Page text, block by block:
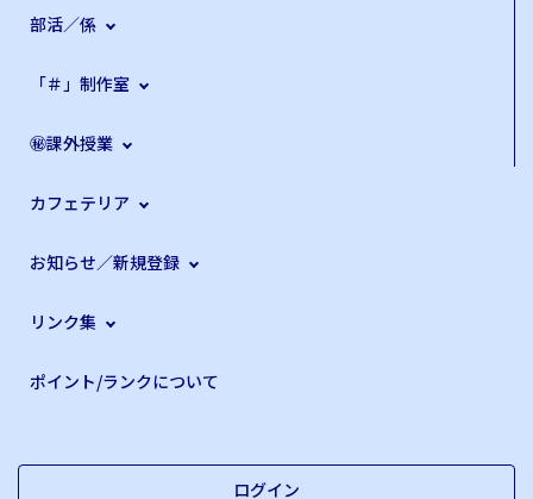
部活／係
「＃」制作室
㊙課外授業
カフェテリア
お知らせ／新規登録
リンク集
ポイント/ランクについて
ログイン